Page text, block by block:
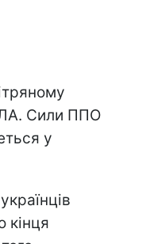
Сили ППО
у
кінця